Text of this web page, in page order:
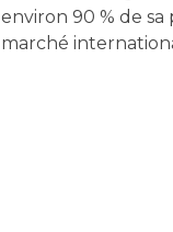
environ 90 % de
marché